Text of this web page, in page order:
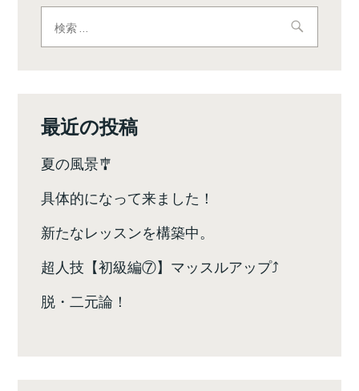
ビ
ゲ
ョ
ン
索:
最近の投稿
夏の風景🎐
具体的になって来ました！
新たなレッスンを構築中。
超人技【初級編⑦】マッスルアップ⤴️
脱・二元論！